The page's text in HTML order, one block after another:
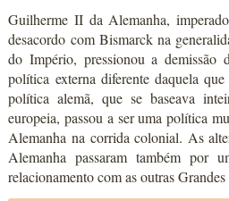
Guilherme II da Alemanha,
desacordo com Bismarck na
do Império, pressionou a demissão
política externa diferente daquela
política alemã, que se baseava
europeia, passou a ser uma política
Alemanha na corrida colonial. As
Alemanha passaram também por
relacionamento com as outras Grandes